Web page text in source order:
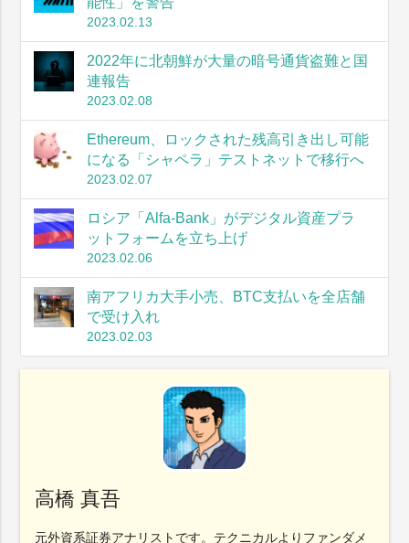
2023.02.13
2022年に北朝鮮が大量の暗号通貨盗難と国
連報告
2023.02.08
Ethereum、ロックされた残高引き出し可能
になる「シャペラ」テストネットで移行へ
2023.02.07
ロシア「Alfa-Bank」がデジタル資産プラ
ットフォームを立ち上げ
2023.02.06
南アフリカ大手小売、BTC支払いを全店舗
で受け入れ
2023.02.03
高橋 真吾
元外資系証券アナリストです。テクニカルよりファンダメ